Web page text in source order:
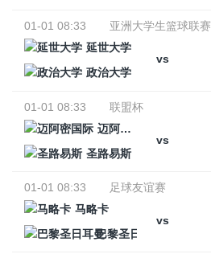
01-01 08:33
亚洲大学生篮球联赛
延世大学
vs
政治大学
01-01 08:33
联盟杯
迈阿密国际
vs
圣路易斯
01-01 08:33
足球友谊赛
马略卡
vs
巴黎圣日耳曼